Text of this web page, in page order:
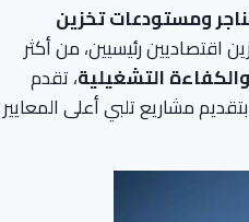
ومستودعات تخزين
اقتصاديين رئيسيين، من أكثر
والكفاءة التشغيلية، تقدم
مشاريع تلبي أعلى المعايير